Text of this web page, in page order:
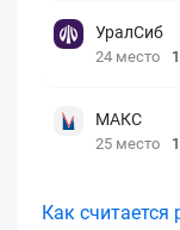
УралСиб
24 место
МАКС
25 место
Как считается